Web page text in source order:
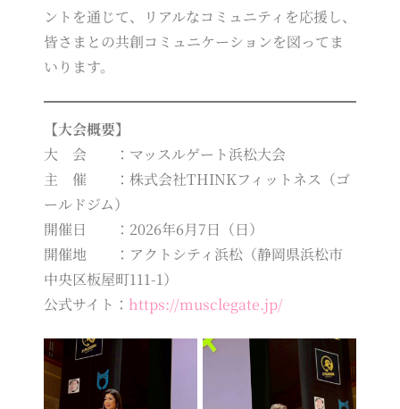
ントを通じて、リアルなコミュニティを応援し、
皆さまとの共創コミュニケーションを図ってま
いります。
【大会概要】
大 会 ：マッスルゲート浜松大会
主 催 ：株式会社THINKフィットネス（ゴ
ールドジム）
開催日 ：2026年6月7日（日）
開催地 ：アクトシティ浜松（静岡県浜松市
中央区板屋町111-1）
公式サイト： https://musclegate.jp/